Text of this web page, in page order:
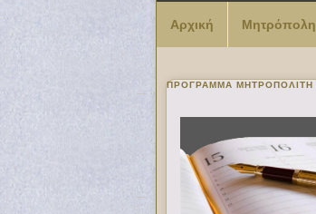
Αρχική Μητρόπολη
ΠΡΌΓΡΑΜΜΑ ΜΗΤΡΟΠΟΛΊΤΗ